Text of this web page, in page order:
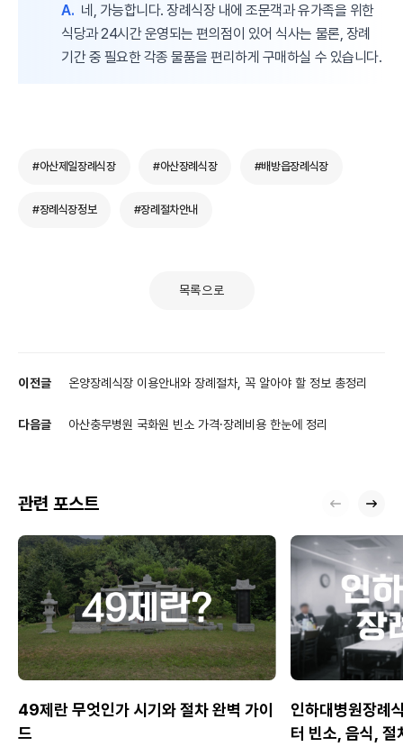
A. 네, 가능합니다. 장례식장 내에 조문객과 유가족을 위한
식당과 24시간 운영되는 편의점이 있어 식사는 물론, 장례
기간 중 필요한 각종 물품을 편리하게 구매하실 수 있습니다.
#아산제일장례식장 #아산장례식장 #배방읍장례식장
#장례식장정보 #장례절차안내
목록으로
이전글 온양장례식장 이용안내와 장례절차, 꼭 알아야 할 정보 총정리
다음글 아산충무병원 국화원 빈소 가격·장례비용 한눈에 정리
관련 포스트
49제란 무엇인가 시기와 절차 완벽 가이
드
인하대병원장례
터 빈소, 음식, 절